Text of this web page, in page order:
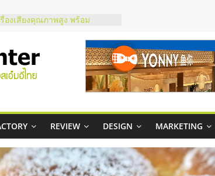
ลงทุน แฟรนไชส์ยอนนี่
องเสียงคุณภาพสูง พร้อม
ะบบภาพและเสียง
ในไทยที่ไหนดี?
กผู้ให้บริการให้คุ้มค่าและตอบ
เงินทุน เพิ่มสภาพคล่องให้ธุรกิจ
งให้ผ่านฉลุย
อนไลน์ โอกาสบริหารสถานี
ำมัน Shell
REVIEW DESIGN MARKETING